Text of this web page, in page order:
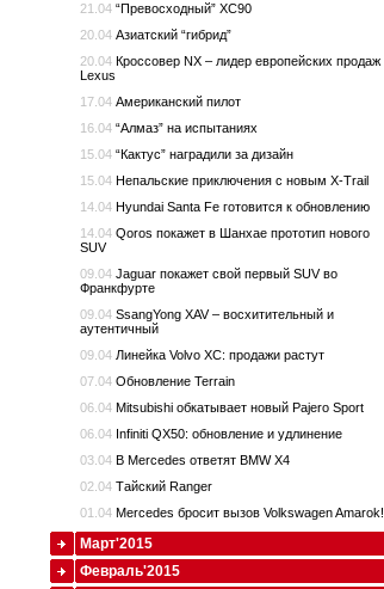
21.04 “Превосходный” XC90
20.04 Азиатский “гибрид”
20.04 Кроссовер NX – лидер европейских продаж
Lexus
17.04 Американский пилот
16.04 “Алмаз” на испытаниях
15.04 “Кактус” наградили за дизайн
15.04 Непальские приключения с новым X-Trail
14.04 Hyundai Santa Fe готовится к обновлению
14.04 Qoros покажет в Шанхае прототип нового
SUV
09.04 Jaguar покажет свой первый SUV во
Франкфурте
09.04 SsangYong XAV – восхитительный и
аутентичный
09.04 Линейка Volvo XC: продажи растут
07.04 Обновление Terrain
06.04 Mitsubishi обкатывает новый Pajero Sport
06.04 Infiniti QX50: обновление и удлинение
03.04 В Mercedes ответят BMW X4
02.04 Тайский Ranger
01.04 Mercedes бросит вызов Volkswagen Amarok!
Март'2015
Февраль'2015